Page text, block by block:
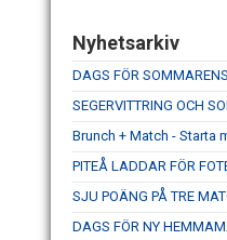
Nyhetsarkiv
DAGS FÖR
SEGERVITTRING OCH
Brunch + Match - Starta
PITEÅ LADDAR FÖR
SJU POÄNG PÅ TRE
DAGS FÖR NY